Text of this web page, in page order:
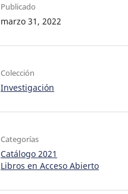
Publicado
marzo 31, 2022
Colección
Investigación
Categorías
Catálogo 2021
Libros en Acceso Abierto